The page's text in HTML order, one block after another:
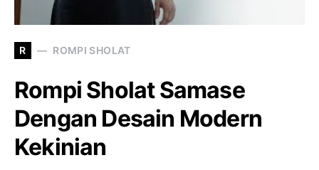
R ROMPI SHOLAT
Rompi Sholat Samase
Dengan Desain Modern
Kekinian